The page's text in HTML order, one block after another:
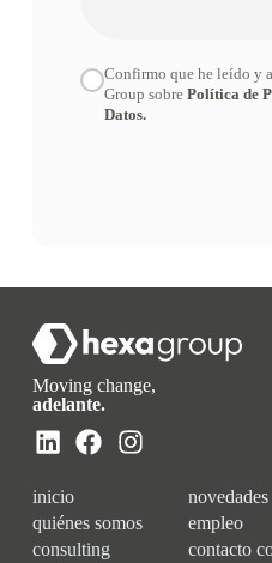
Confirmo que he leído y
Group sobre Política de
Datos.
Moving change,
adelante.
inicio
quiénes somos
consulting
novedades
empleo
contacto